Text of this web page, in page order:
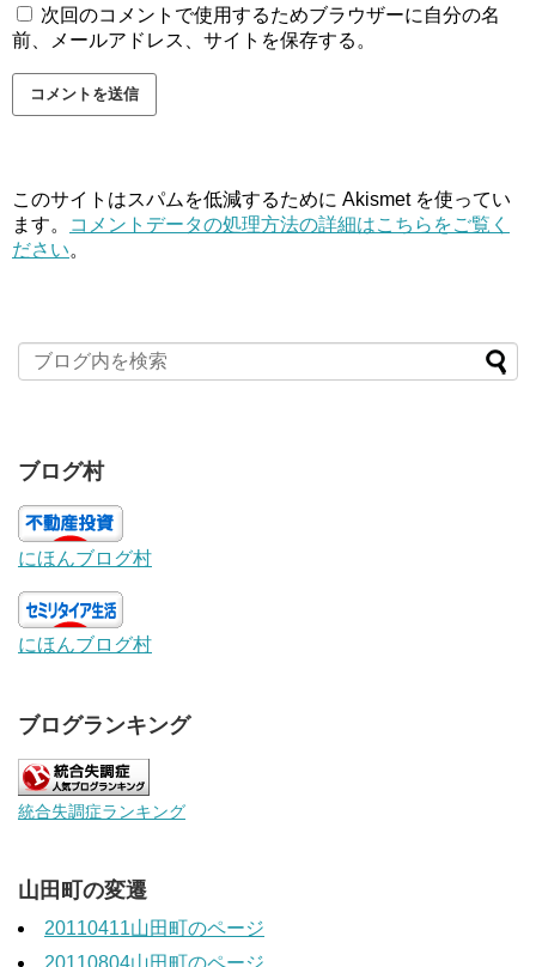
次回のコメントで使用するためブラウザーに自分の名
前、メールアドレス、サイトを保存する。
このサイトはスパムを低減するために Akismet を使ってい
ます。
コメントデータの処理方法の詳細はこちらをご覧く
ださい。
ブログ村
にほんブログ村
にほんブログ村
ブログランキング
統合失調症ランキング
山田町の変遷
20110411山田町のページ
20110804山田町のページ